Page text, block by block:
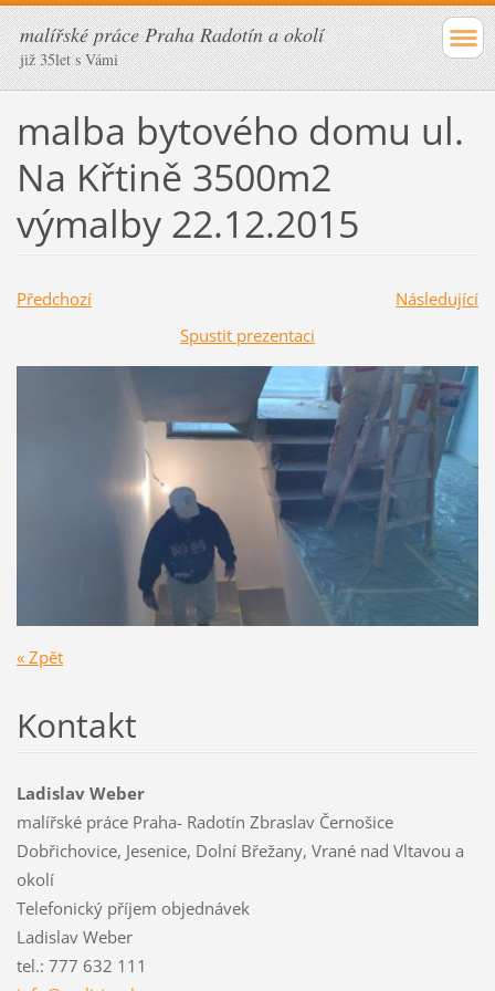
malířské práce Praha Radotín a okolí
již 35let s Vámi
malba bytového domu ul.
Na Křtině 3500m2
výmalby 22.12.2015
Předchozí
Následující
Spustit prezentaci
« Zpět
Kontakt
Ladislav Weber
malířské práce Praha- Radotín Zbraslav Černošice
Dobřichovice, Jesenice, Dolní Břežany, Vrané nad Vltavou a
okolí
Telefonický příjem objednávek
Ladislav Weber
tel.: 777 632 111